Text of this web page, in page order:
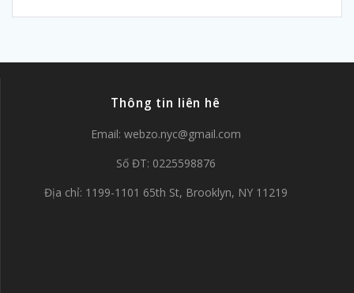
Thông tin liên hê
Email: webzo.nyc@gmail.com
Số ĐT: 0225598876
Địa chỉ: 1199-1101 65th St, Brooklyn, NY 11219